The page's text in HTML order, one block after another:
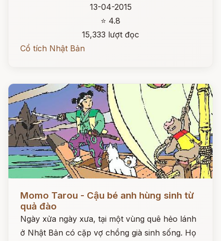
13-04-2015
⭐ 4.8
15,333 lượt đọc
Cổ tích Nhật Bản
Momo Tarou - Cậu bé anh hùng sinh từ
quả đào
Ngày xửa ngày xưa, tại một vùng quê hẻo lánh
ở Nhật Bản có cặp vợ chồng già sinh sống. Họ